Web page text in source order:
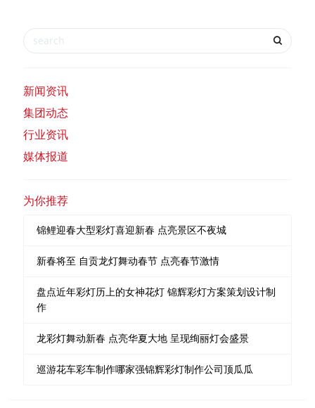
新闻资讯
集团动态
行业资讯
媒体报道
为你推荐
锦鲤迎春大型彩灯喜迎新春 点亮景区不夜城
新春将至 自贡龙灯舞动春节 点亮春节激情
盘点近年彩灯历上的女神花灯 锦辉彩灯方案策划设计制
作
龙彩灯舞动新春 点亮华夏大地 呈现绚丽灯会盛景
巡游花车彩车制作哪家强锦辉彩灯制作公司顶瓜瓜